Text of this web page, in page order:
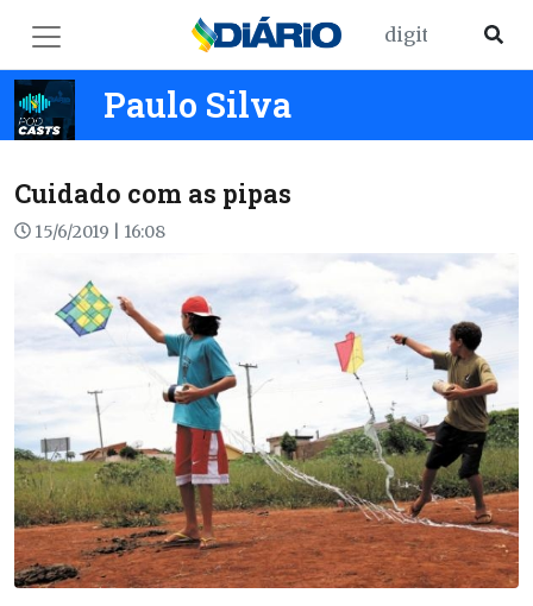
Paulo Silva
Cuidado com as pipas
15/6/2019 | 16:08